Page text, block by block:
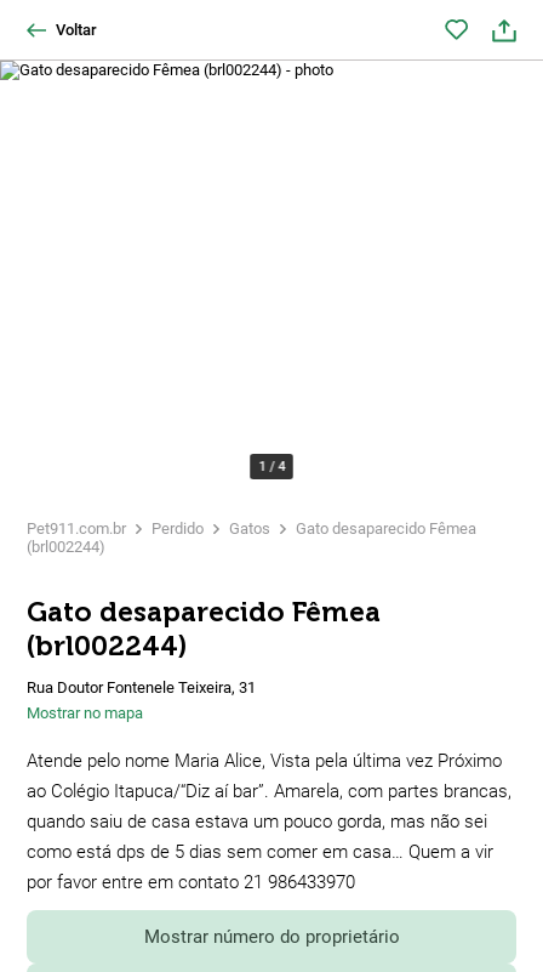
Voltar
1 /4
Pet911.com.br Perdido Gatos
Gato desaparecido Fêmea
(brl002244)
Gato desaparecido Fêmea
(brl002244)
Rua Doutor Fontenele Teixeira, 31
Mostrar no mapa
Atende pelo nome Maria Alice, Vista pela última vez Próximo
ao Colégio Itapuca/“Diz aí bar”. Amarela, com partes brancas,
quando saiu de casa estava um pouco gorda, mas não sei
como está dps de 5 dias sem comer em casa… Quem a vir
por favor entre em contato 21 986433970
Mostrar número do proprietário